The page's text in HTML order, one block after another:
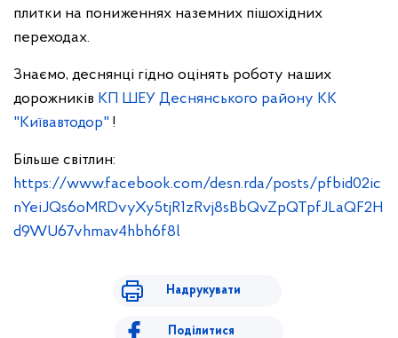
плитки на пониженнях наземних пішохідних
переходах.
Знаємо, деснянці гідно оцінять роботу наших
дорожників КП ШЕУ Деснянського району КК
"Київавтодор" !
Більше світлин:
https://www.facebook.com/desn.rda/posts/pfbid02ic
nYeiJQs6oMRDvyXy5tjR1zRvj8sBbQvZpQTpfJLaQF2H
d9WU67vhmav4hbh6f8l
Надрукувати
Поділитися